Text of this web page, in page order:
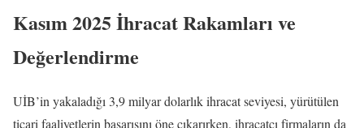
Kasım 2025 İhracat Rakamları ve
Değerlendirme
UİB’in yakaladığı 3,9 milyar dolarlık ihracat seviyesi, yürütülen
ticari faaliyetlerin başarısını öne çıkarırken, ihracatçı firmaların da